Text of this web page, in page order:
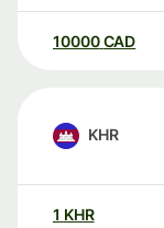
10000 CAD
KHR
1 KHR